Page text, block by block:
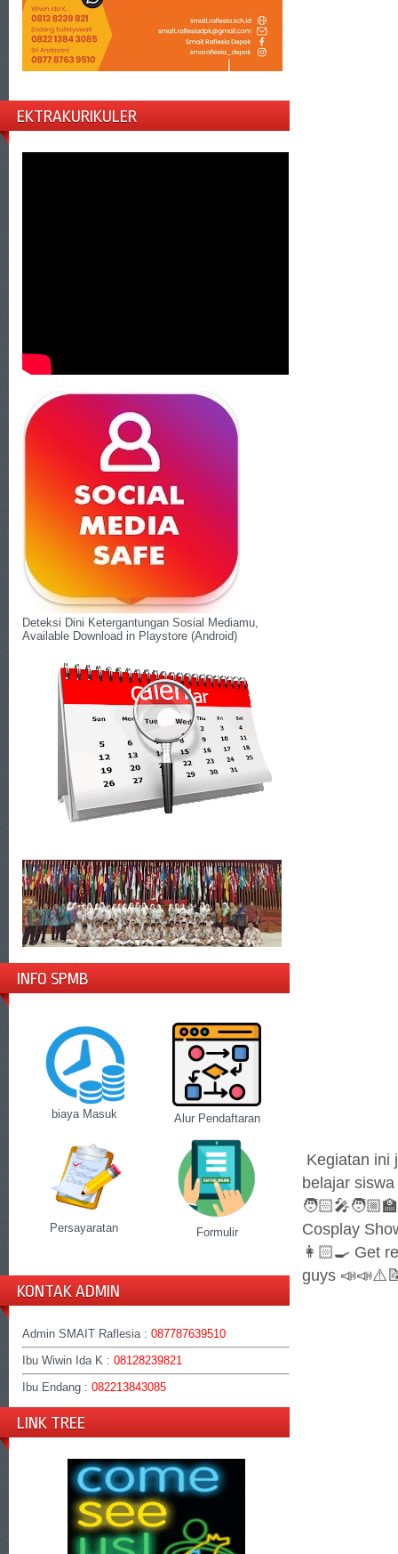
EKTRAKURIKULER
Deteksi Dini Ketergantungan Sosial Mediamu,
Available Download in Playstore (Android)
INFO SPMB
biaya Masuk Alur Pendaftaran
Persayaratan Formulir
KONTAK ADMIN
Admin SMAIT Raflesia : 087787639510
Ibu Wiwin Ida K : 08128239821
Ibu Endang : 082213843085
LINK TREE
Kegiatan ini
belajar siswa
Cosplay
👩🏻‍🍳 Get
guys